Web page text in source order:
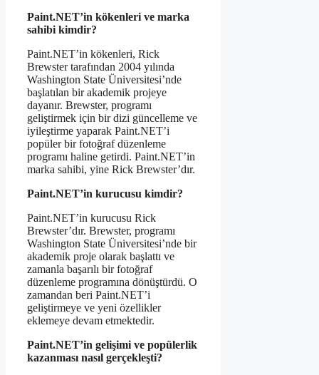
Paint.NET’in kökenleri ve marka
sahibi kimdir?
Paint.NET’in kökenleri, Rick
Brewster tarafından 2004 yılında
Washington State Üniversitesi’nde
başlatılan bir akademik projeye
dayanır. Brewster, programı
geliştirmek için bir dizi güncelleme ve
iyileştirme yaparak Paint.NET’i
popüler bir fotoğraf düzenleme
programı haline getirdi. Paint.NET’in
marka sahibi, yine Rick Brewster’dır.
Paint.NET’in kurucusu kimdir?
Paint.NET’in kurucusu Rick
Brewster’dır. Brewster, programı
Washington State Üniversitesi’nde bir
akademik proje olarak başlattı ve
zamanla başarılı bir fotoğraf
düzenleme programına dönüştürdü. O
zamandan beri Paint.NET’i
geliştirmeye ve yeni özellikler
eklemeye devam etmektedir.
Paint.NET’in gelişimi ve popülerlik
kazanması nasıl gerçekleşti?